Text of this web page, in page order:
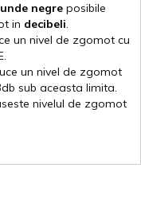
negre posibile
in decibeli.
un nivel de zgomot cu
un nivel de zgomot
sub aceasta limita.
nivelul de zgomot